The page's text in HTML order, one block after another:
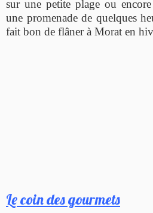
sur une petite plage ou
une promenade de quelques
fait bon de flâner à Morat en
Le coin des gourmets